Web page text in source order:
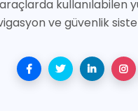
kullanılabilen
ve güvenlik